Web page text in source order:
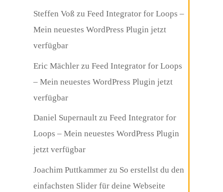
Steffen Voß zuFeed Integrator for Loops –
Mein neuestes WordPress Plugin jetzt
verfügbar
Eric Mächler zuFeed Integrator for Loops
– Mein neuestes WordPress Plugin jetzt
verfügbar
Daniel Supernault zuFeed Integrator for
Loops – Mein neuestes WordPress Plugin
jetzt verfügbar
Joachim Puttkammer zu So erstellst du den
einfachsten Slider für deine Webseite